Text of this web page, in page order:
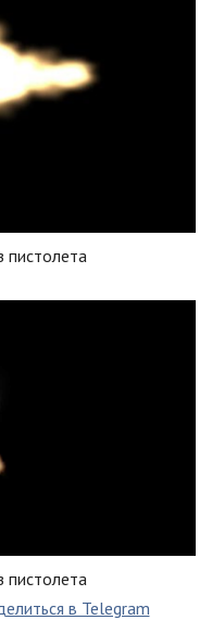
пистолета
пистолета
в Telegram